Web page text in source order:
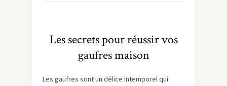
Les secrets pour réussir vos
gaufres maison
Les gaufres sont un délice intemporel qui